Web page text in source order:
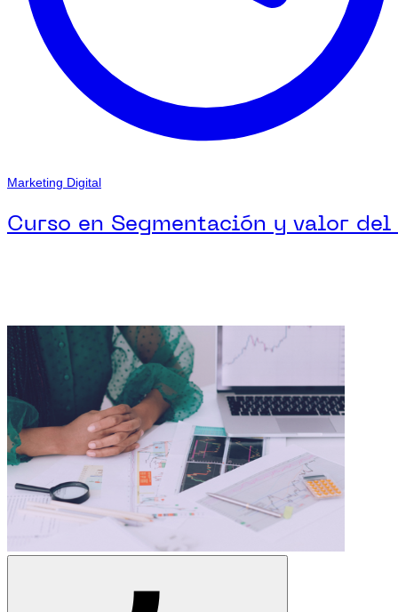
Marketing Digital
Curso en Segmentación y valor